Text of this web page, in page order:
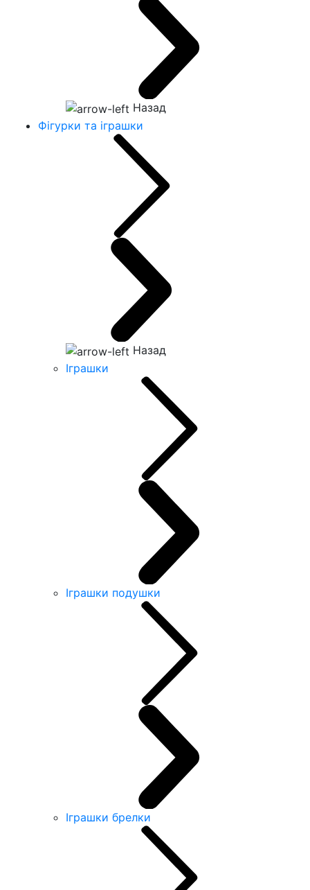
Назад
Фігурки та іграшки
Назад
Іграшки
Іграшки подушки
Іграшки брелки